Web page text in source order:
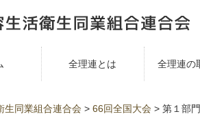
全理連とは 全理連の
生同業組合連合会 > 66回全国大会 > 第１部